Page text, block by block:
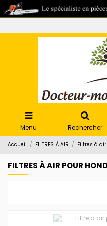
Menu Rechercher
Accueil FILTRES À AIR Filtres à
FILTRES À AIR POUR